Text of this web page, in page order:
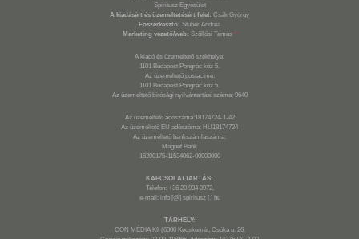
Spiritusz Egyesület
A kiadásért és üzemeltetésért felel: Csák György
Főszerkesztő: Stuber Andrea
Marketing vezető/web: Szöllősi Tamás *
A kiadó és üzemeltető székhelye:
1101 Budapest Pongrác köz 5.
Az üzemeltető postacíme:
1101 Budapest Pongrác köz 5.
Az üzemeltető bírósági nyilvántartási száma: 9640
Az üzemeltető adószáma:18174724-1-42
Az üzemeltető EU adószáma: HU18174724
Az üzemeltető bankszámlaszáma:
Magnet Bank
16200175-11534062-00000000
KAPCSOLATTARTÁS:
Telefon: +36 20 934 0972,
e-mail: info [@] spiritusz [.] hu
TÁRHELY:
CON MÉDIA Kft (6000 Kecskemét, Csóka u. 26.